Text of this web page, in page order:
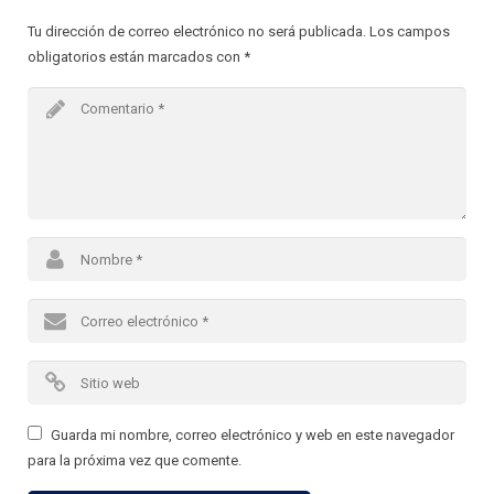
Tu dirección de correo electrónico no será publicada. Los campos
obligatorios están marcados con *
Guarda mi nombre, correo electrónico y web en este navegador
para la próxima vez que comente.